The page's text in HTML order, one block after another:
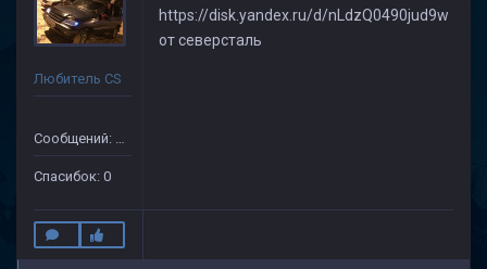
Любитель CS
Сообщений: 49
Спасибок: 0
https://disk.yandex.ru/d/nLdzQ0490jud9w
от северсталь